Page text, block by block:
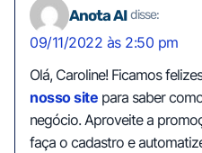
Anota AI disse:
09/11/2022 às 2:50 pm
Olá, Caroline! Ficamos
nosso site para saber
negócio. Aproveite a
faça o cadastro e